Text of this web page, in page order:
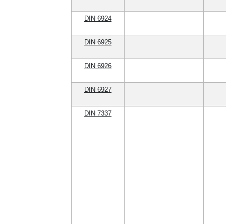
DIN 6924
DIN 6925
DIN 6926
DIN 6927
DIN 7337